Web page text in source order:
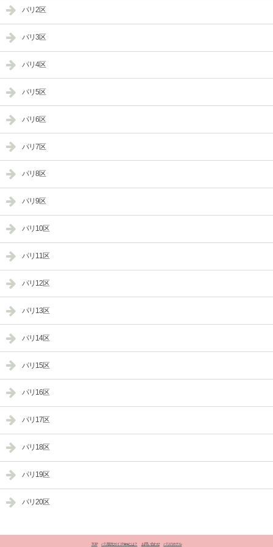
パリ2区
パリ3区
パリ4区
パリ5区
パリ6区
パリ7区
パリ8区
パリ9区
パリ10区
パリ11区
パリ12区
パリ13区
パリ14区
パリ15区
パリ16区
パリ17区
パリ18区
パリ19区
パリ20区
TOP パリ観光ガイドNanaとは？ お問い合わせ パリのホテル